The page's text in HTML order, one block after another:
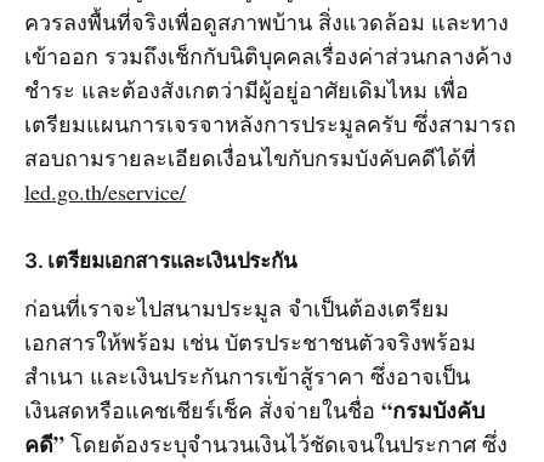
ควรลงพื้นที่จริงเพื่อดูสภาพบ้าน สิ่งแวดล้อม และทาง
เข้าออก รวมถึงเช็กกับนิติบุคคลเรื่องค่าส่วนกลางค้าง
ชำระ และต้องสังเกตว่ามีผู้อยู่อาศัยเดิมไหม เพื่อ
เตรียมแผนการเจรจาหลังการประมูลครับ ซึ่งสามารถ
สอบถามรายละเอียดเงื่อนไขกับกรมบังคับคดีได้ที่
led.go.th/eservice/
3. เตรียมเอกสารและเงินประกัน
ก่อนที่เราจะไปสนามประมูล จำเป็นต้องเตรียม
เอกสารให้พร้อม เช่น บัตรประชาชนตัวจริงพร้อม
สำเนา และเงินประกันการเข้าสู้ราคา ซึ่งอาจเป็น
เงินสดหรือแคชเชียร์เช็ค สั่งจ่ายในชื่อ “กรมบังคับ
คดี” โดยต้องระบุจำนวนเงินไว้ชัดเจนในประกาศ ซึ่ง